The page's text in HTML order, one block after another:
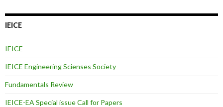
IEICE
IEICE
IEICE Engineering Scienses Society
Fundamentals Review
IEICE-EA Special issue Call for Papers